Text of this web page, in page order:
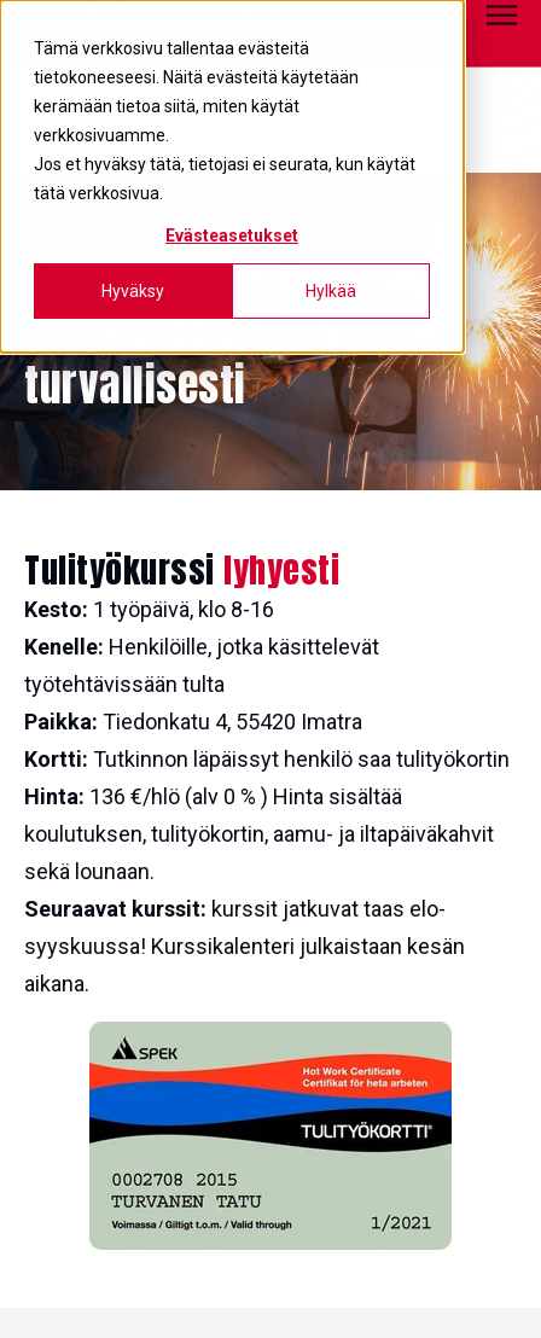
Tämä verkkosivu tallentaa evästeitä
tietokoneeseesi. Näitä evästeitä käytetään
kerämään tietoa siitä, miten käytät
verkkosivuamme.
Jos et hyväksy tätä, tietojasi ei seurata, kun käytät
tätä verkkosivua.
Evästeasetukset
Hyväksy Hylkää
05 680 7700
Tulityökurssi valmentaa
työskentelemään
turvallisesti
Tulityökurssi lyhyesti
Kesto: 1 työpäivä, klo 8-16
Kenelle: Henkilöille, jotka käsittelevät
työtehtävissään tulta
Paikka: Tiedonkatu 4, 55420 Imatra
Kortti: Tutkinnon läpäissyt henkilö saa tulityökortin
Hinta: 136 €/hlö (alv 0 % ) Hinta sisältää
koulutuksen, tulityökortin, aamu- ja iltapäiväkahvit
sekä lounaan.
Seuraavat kurssit: kurssit jatkuvat taas elo-
syyskuussa! Kurssikalenteri julkaistaan kesän
aikana.